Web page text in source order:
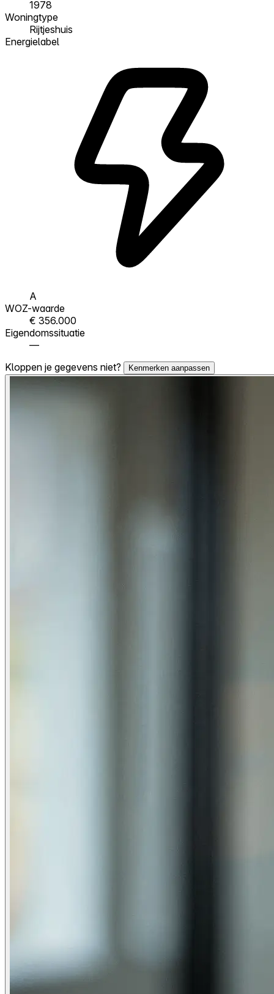
1978
Woningtype
Rijtjeshuis
Energielabel
A
WOZ-waarde
€ 356.000
Eigendomssituatie
—
Kloppen je gegevens niet?
Kenmerken aanpassen